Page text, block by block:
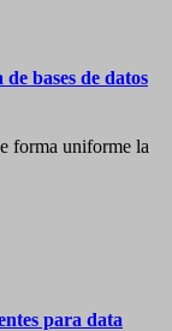
bases de datos
forma uniforme la
para data